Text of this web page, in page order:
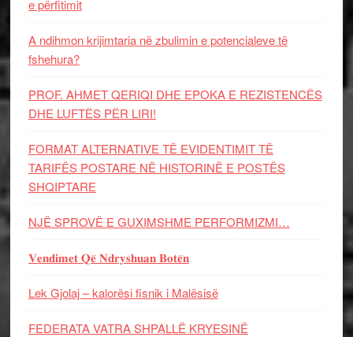
e përfitimit
A ndihmon krijimtaria në zbulimin e potencialeve të
fshehura?
PROF. AHMET QERIQI DHE EPOKA E REZISTENCЁS
DHE LUFTЁS PЁR LIRI!
FORMAT ALTERNATIVE TË EVIDENTIMIT TË
TARIFËS POSTARE NË HISTORINË E POSTËS
SHQIPTARE
NJË SPROVË E GUXIMSHME PERFORMIZMI…
𝐕𝐞𝐧𝐝𝐢𝐦𝐞𝐭 𝐐𝐞̈ 𝐍𝐝𝐫𝐲𝐬𝐡𝐮𝐚𝐧 𝐁𝐨𝐭𝐞̈𝐧
Lek Gjolaj – kalorësi fisnik i Malësisë
FEDERATA VATRA SHPALLË KRYESINË